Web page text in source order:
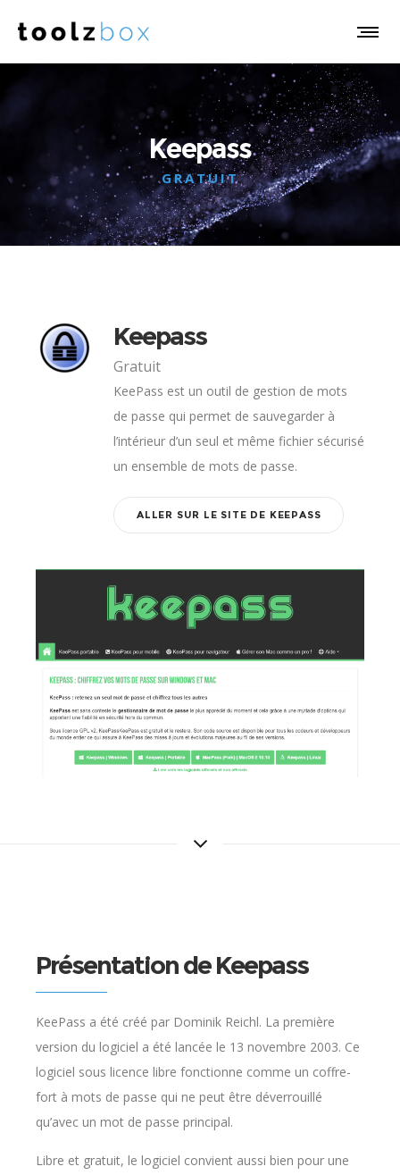
Keepass
GRATUIT
Keepass
Gratuit
KeePass est un outil de gestion de mots
de passe qui permet de sauvegarder à
l’intérieur d’un seul et même fichier sécurisé
un ensemble de mots de passe.
ALLER SUR LE SITE DE KEEPASS
Présentation de Keepass
KeePass a été créé par Dominik Reichl. La première
version du logiciel a été lancée le 13 novembre 2003. Ce
logiciel sous licence libre fonctionne comme un coffre-
fort à mots de passe qui ne peut être déverrouillé
qu’avec un mot de passe principal.
Libre et gratuit, le logiciel convient aussi bien pour une